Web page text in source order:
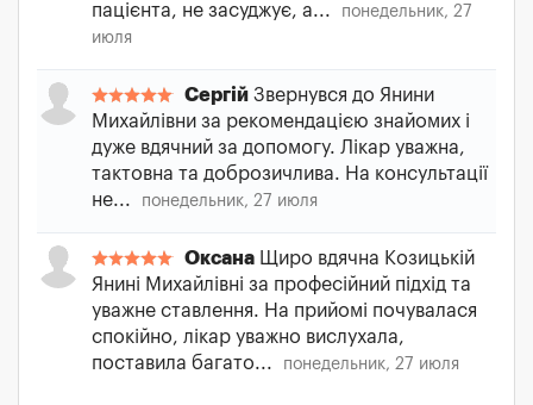
пацієнта, не засуджує, а...
понедельник, 27
июля
Сергій Звернувся до Янини
Михайлівни за рекомендацією знайомих і
дуже вдячний за допомогу. Лікар уважна,
тактовна та доброзичлива. На консультації
не...
понедельник, 27 июля
Оксана Щиро вдячна Козицькій
Янині Михайлівні за професійний підхід та
уважне ставлення. На прийомі почувалася
спокійно, лікар уважно вислухала,
поставила багато...
понедельник, 27 июля